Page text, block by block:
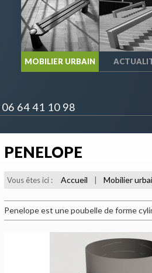
MOBILIER URBAIN
06 64 41 10 98
PENELOPE
Vous êtes ici : Accueil Mobilier
Penelope est une poubelle de forme